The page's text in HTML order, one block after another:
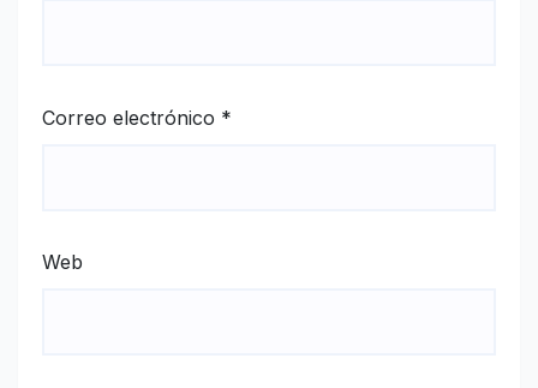
Correo electrónico *
Web